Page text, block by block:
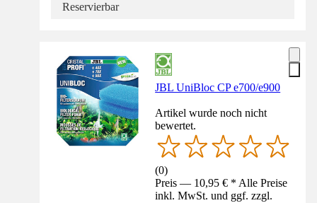
Reservierbar
JBL UniBloc CP e700/e900
Artikel wurde noch nicht
bewertet.
(0)
Preis — 10,95 € * Alle Preise
inkl. MwSt. und ggf. zzgl.